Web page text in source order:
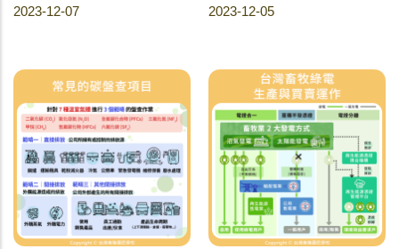
2023-12-07
2023-12-05